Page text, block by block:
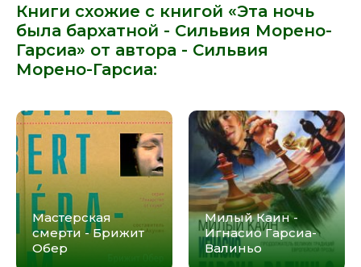
Книги схожие с книгой «Эта ночь
была бархатной - Сильвия Морено-
Гарсиа» от автора - Сильвия
Морено-Гарсиа:
Мастерская
смерти - Брижит
Обер
Милый Каин -
Игнасио Гарсиа-
Валиньо